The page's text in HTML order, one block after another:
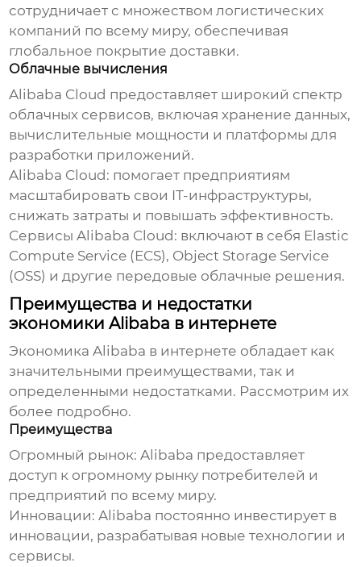
сотрудничает с множеством логистических
компаний по всему миру, обеспечивая
глобальное покрытие доставки.
Облачные вычисления
Alibaba Cloud предоставляет широкий спектр
облачных сервисов, включая хранение данных,
вычислительные мощности и платформы для
разработки приложений.
Alibaba Cloud : помогает предприятиям
масштабировать свои IT-инфраструктуры,
снижать затраты и повышать эффективность.
Сервисы Alibaba Cloud : включают в себя Elastic
Compute Service (ECS), Object Storage Service
(OSS) и другие передовые облачные решения.
Преимущества и недостатки
экономики Alibaba в интернете
Экономика Alibaba в интернете обладает как
значительными преимуществами, так и
определенными недостатками. Рассмотрим их
более подробно.
Преимущества
Огромный рынок: Alibaba предоставляет
доступ к огромному рынку потребителей и
предприятий по всему миру.
Инновации: Alibaba постоянно инвестирует в
инновации, разрабатывая новые технологии и
сервисы.